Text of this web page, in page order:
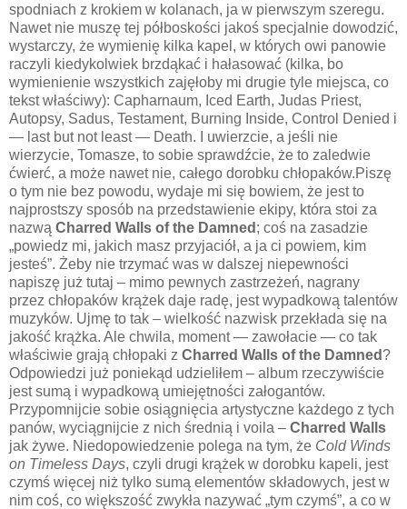
spodniach z krokiem w kolanach, ja w pierwszym szeregu.
Nawet nie muszę tej półboskości jakoś specjalnie dowodzić,
wystarczy, że wymienię kilka kapel, w których owi panowie
raczyli kiedykolwiek brzdąkać i hałasować (kilka, bo
wymienienie wszystkich zajęłoby mi drugie tyle miejsca, co
tekst właściwy): Capharnaum, Iced Earth, Judas Priest,
Autopsy, Sadus, Testament, Burning Inside, Control Denied i
— last but not least — Death. I uwierzcie, a jeśli nie
wierzycie, Tomasze, to sobie sprawdźcie, że to zaledwie
ćwierć, a może nawet nie, całego dorobku chłopaków.Piszę
o tym nie bez powodu, wydaje mi się bowiem, że jest to
najprostszy sposób na przedstawienie ekipy, która stoi za
nazwą Charred Walls of the Damned ; coś na zasadzie
„powiedz mi, jakich masz przyjaciół, a ja ci powiem, kim
jesteś”. Żeby nie trzymać was w dalszej niepewności
napiszę już tutaj – mimo pewnych zastrzeżeń, nagrany
przez chłopaków krążek daje radę, jest wypadkową talentów
muzyków. Ujmę to tak – wielkość nazwisk przekłada się na
jakość krążka. Ale chwila, moment — zawołacie — co tak
właściwie grają chłopaki z Charred Walls of the Damned ?
Odpowiedzi już poniekąd udzieliłem – album rzeczywiście
jest sumą i wypadkową umiejętności załogantów.
Przypomnijcie sobie osiągnięcia artystyczne każdego z tych
panów, wyciągnijcie z nich średnią i voila – Charred Walls
jak żywe. Niedopowiedzenie polega na tym, że Cold Winds
on Timeless Days, czyli drugi krążek w dorobku kapeli, jest
czymś więcej niż tylko sumą elementów składowych, jest w
nim coś, co większość zwykła nazywać „tym czymś”, a co w